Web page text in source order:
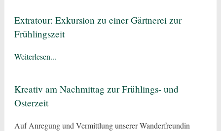
Extratour: Exkursion zu einer Gärtnerei zur
Frühlingszeit
Weiterlesen...
Kreativ am Nachmittag zur Frühlings- und
Osterzeit
Auf Anregung und Vermittlung unserer Wanderfreundin